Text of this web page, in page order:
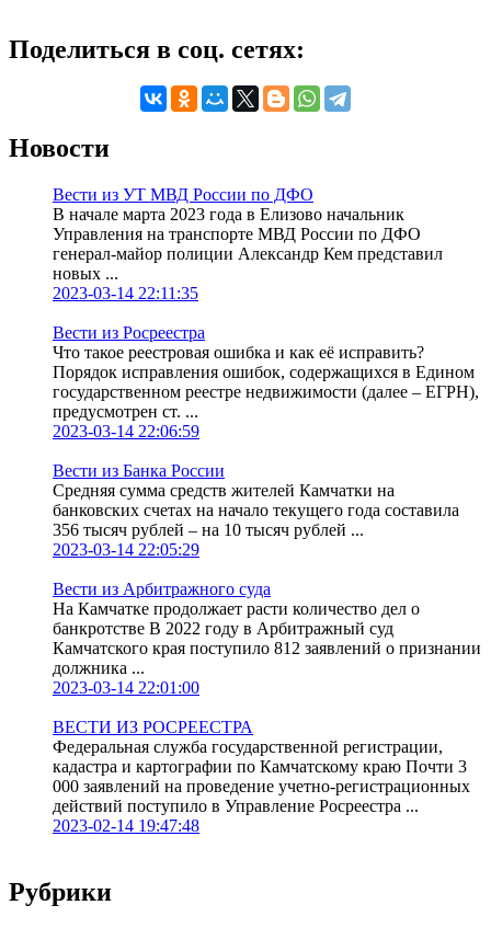
Поделиться в соц. сетях:
Новости
Вести из УТ МВД России по ДФО
В начале марта 2023 года в Елизово начальник
Управления на транспорте МВД России по ДФО
генерал-майор полиции Александр Кем представил
новых ...
2023-03-14 22:11:35
Вести из Росреестра
Что такое реестровая ошибка и как её исправить?
Порядок исправления ошибок, содержащихся в Едином
государственном реестре недвижимости (далее – ЕГРН),
предусмотрен ст. ...
2023-03-14 22:06:59
Вести из Банка России
Средняя сумма средств жителей Камчатки на
банковских счетах на начало текущего года составила
356 тысяч рублей – на 10 тысяч рублей ...
2023-03-14 22:05:29
Вести из Арбитражного суда
На Камчатке продолжает расти количество дел о
банкротстве В 2022 году в Арбитражный суд
Камчатского края поступило 812 заявлений о признании
должника ...
2023-03-14 22:01:00
ВЕСТИ ИЗ РОСРЕЕСТРА
Федеральная служба государственной регистрации,
кадастра и картографии по Камчатскому краю Почти 3
000 заявлений на проведение учетно-регистрационных
действий поступило в Управление Росреестра ...
2023-02-14 19:47:48
Рубрики